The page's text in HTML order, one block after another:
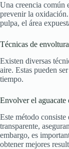
Una creencia común
prevenir la
pulpa, el área
Técnicas de
Existen diversas
aire. Estas pueden
tiempo.
Envolver el
Este método
transparente,
embargo, es
obtener mejores